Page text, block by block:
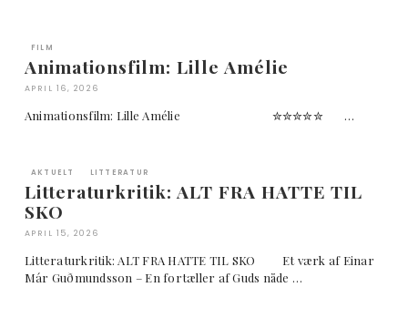
FILM
Animationsfilm: Lille Amélie
APRIL 16, 2026
Animationsfilm: Lille Amélie ✮✮✮✮✮ …
AKTUELT LITTERATUR
Litteraturkritik: ALT FRA HATTE TIL
SKO
APRIL 15, 2026
Litteraturkritik: ALT FRA HATTE TIL SKO Et værk af Einar
Már Guðmundsson – En fortæller af Guds nåde …